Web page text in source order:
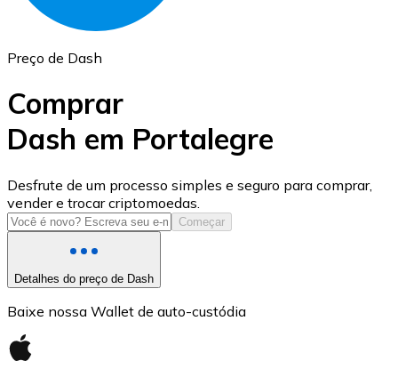
USD Coin
USDC
Preço de Dash
Comprar
Dash em Portalegre
Desfrute de um processo simples e seguro para comprar,
vender e trocar criptomoedas.
Começar
Detalhes do preço de Dash
Baixe nossa Wallet de auto-custódia